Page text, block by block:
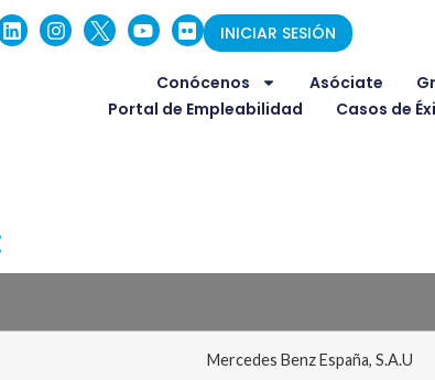
INICIAR SESIÓN
Conócenos Asóciate
Portal de Empleabilidad
Casos de
Mercedes Benz España, S.A.U